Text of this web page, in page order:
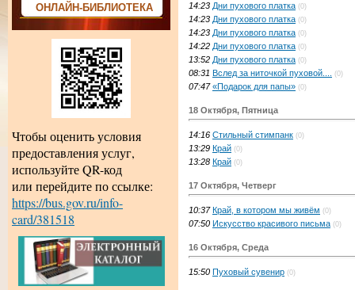
ОНЛАЙН-БИБЛИОТЕКА
Чтобы оценить условия
предоставления услуг,
используйте QR-код
или перейдите по ссылке:
https://bus.gov.ru/info-
card/381518
14:23 Дни пухового платка (0)
14:23 Дни пухового платка (0)
14:23 Дни пухового платка (0)
14:22 Дни пухового платка (0)
13:52 Дни пухового платка (0)
08:31 Вслед за ниточкой пуховой.... (0)
07:47 «Подарок для папы» (0)
18 Октября, Пятница
14:16 Стильный стимпанк (0)
13:29 Край (0)
13:28 Край (0)
17 Октября, Четверг
10:37 Край, в котором мы живём (0)
07:50 Искусство красивого письма (0)
16 Октября, Среда
15:50 Пуховый сувенир (0)